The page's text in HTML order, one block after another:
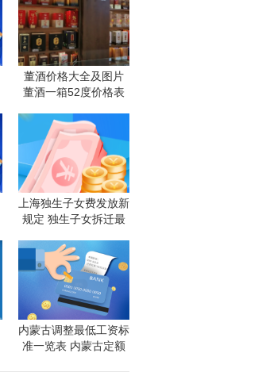
董酒价格大全及图片
董酒一箱52度价格表
上海独生子女费发放新
规定 独生子女拆迁最
内蒙古调整最低工资标
准一览表 内蒙古定额